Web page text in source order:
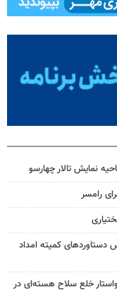
نمایش تالار چهارسو
رامسر
دستاوردهای کمیته امداد
خلع سلاح هسته‌ای در